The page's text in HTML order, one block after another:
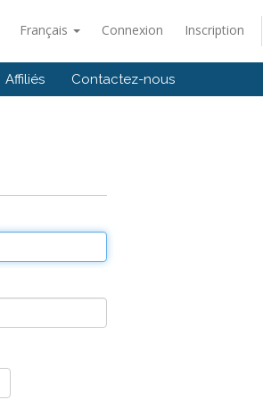
Français Connexion Inscription
Affiliés Contactez-nous